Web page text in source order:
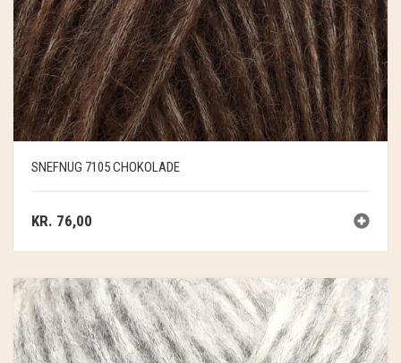
LÆSØ ULDSTUE
MADAM GRÆSKAR
SEA ART PHOTO
SOSCHJELDE
THY FRAGMENTER
THYA
TORDENVAND
SNEFNUG 7105 CHOKOLADE
KR. 76,00